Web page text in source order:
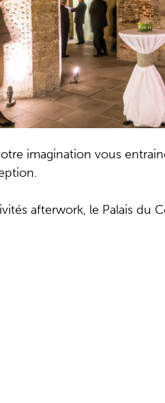
imagination vous
afterwork, le Palais du